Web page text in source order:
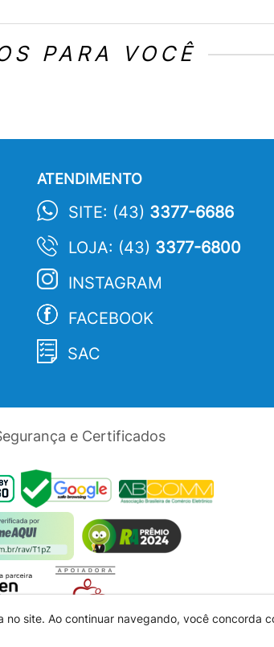
PARA VOCÊ
ATENDIMENTO
SITE: (43) 3377-6686
LOJA: (43) 3377-6800
INSTAGRAM
FACEBOOK
SAC
e Certificados
site. Ao continuar navegando, você concorda